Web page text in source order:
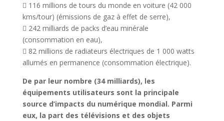
 116 millions de tours du monde en voiture (42 000
kms/tour) (émissions de gaz à effet de serre),
 242 milliards de packs d’eau minérale
(consommation en eau),
 82 millions de radiateurs électriques de 1 000 watts
allumés en permanence (consommation électrique).
De par leur nombre (34 milliards), les
équipements utilisateurs sont la principale
source d’impacts du numérique mondial. Parmi
eux, la part des télévisions et des objets